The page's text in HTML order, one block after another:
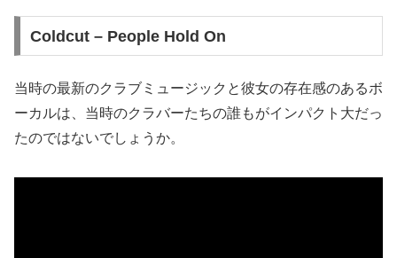
Coldcut – People Hold On
当時の最新のクラブミュージックと彼女の存在感のあるボ
ーカルは、当時のクラバーたちの誰もがインパクト大だっ
たのではないでしょうか。